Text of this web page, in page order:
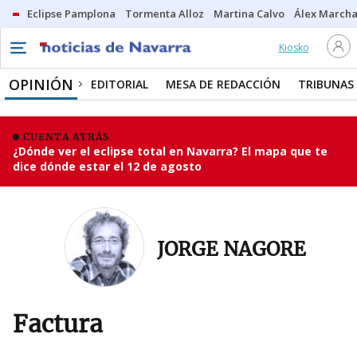
Eclipse Pamplona Tormenta Alloz Martina Calvo Álex
Kiosko
OPINIÓN EDITORIAL MESA DE REDACCIÓN TRIBUNAS
CUENTA ATRÁS
¿Dónde ver el eclipse total en Navarra? El mapa que te
dice dónde estar el 12 de agosto
JORGE NAGORE
Factura